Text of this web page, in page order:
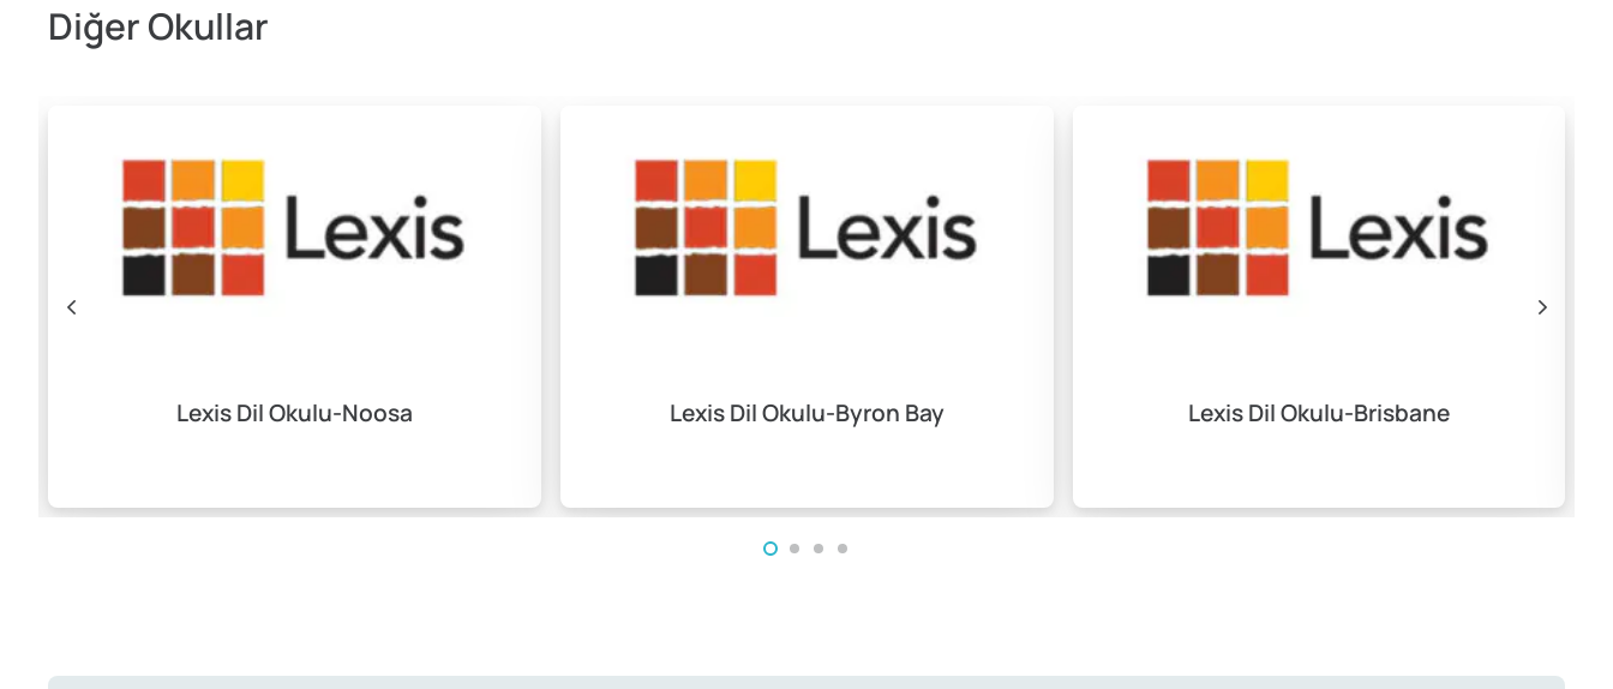
Diğer Okullar
Lexis Dil Okulu-Noosa Lexis Dil Okulu-Byron Bay Lexis Dil Okulu-Brisbane